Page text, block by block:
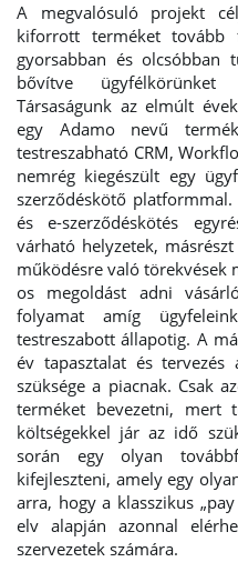
A megvalósuló projekt
kiforrott terméket tovább
gyorsabban és olcsóbban
bővítve
Társaságunk az elmúlt
egy Adamo nevű
testreszabható CRM,
nemrég kiegészült egy
szerződéskötő
és e-szerződéskötés
várható helyzetek,
működésre való törekvések
os megoldást adni
folyamat amíg
testreszabott állapotig. A
év tapasztalat és
szüksége a piacnak. Csak
terméket bevezetni,
költségekkel jár az idő
során egy olyan
kifejleszteni, amely egy
arra, hogy a klasszikus
elv alapján azonnal
szervezetek számára.